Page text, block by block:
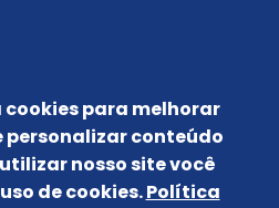
cookies para melhorar
personalizar conteúdo
nosso site você
de cookies.Política